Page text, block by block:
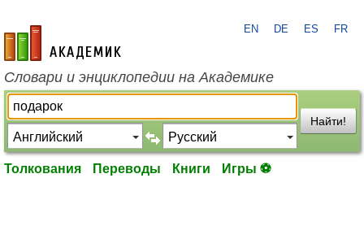
academic.ru
EN DE ES FR
Словари и энциклопедии на Академике
Найти!
Толкования Переводы Книги Игры ⚽